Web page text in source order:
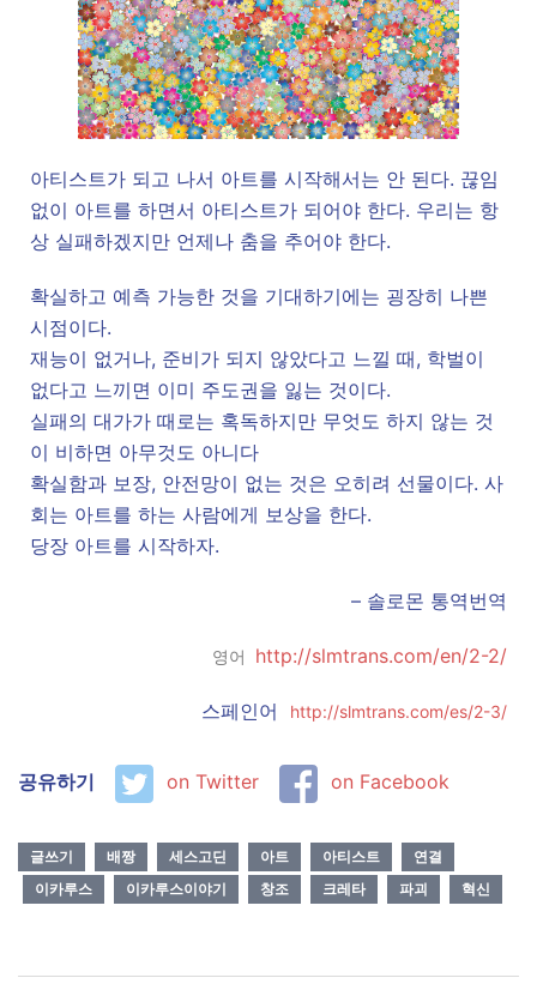
아티스트가 되고 나서 아트를 시작해서는 안 된다. 끊임
없이 아트를 하면서 아티스트가 되어야 한다. 우리는 항
상 실패하겠지만 언제나 춤을 추어야 한다.
확실하고 예측 가능한 것을 기대하기에는 굉장히 나쁜
시점이다.
재능이 없거나, 준비가 되지 않았다고 느낄 때, 학벌이
없다고 느끼면 이미 주도권을 잃는 것이다.
실패의 대가가 때로는 혹독하지만 무엇도 하지 않는 것
이 비하면 아무것도 아니다
확실함과 보장, 안전망이 없는 것은 오히려 선물이다. 사
회는 아트를 하는 사람에게 보상을 한다.
당장 아트를 시작하자.
– 솔로몬 통역번역
영어 http://slmtrans.com/en/2-2/
스페인어 http://slmtrans.com/es/2-3/
공유하기 on Twitter on Facebook
글쓰기 배짱 세스고딘 아트 아티스트
연결
이카루스
이카루스이야기 창조 크레타 파괴 혁신